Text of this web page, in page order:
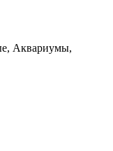
Аквариумы,